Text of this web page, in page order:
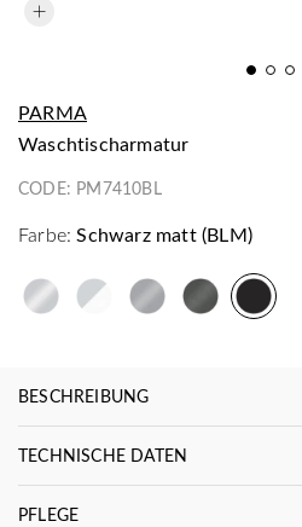
PARMA
Waschtischarmatur
CODE: PM7410BL
Farbe: Schwarz matt (BLM)
BESCHREIBUNG
TECHNISCHE DATEN
PFLEGE